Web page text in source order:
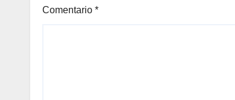
Comentario *